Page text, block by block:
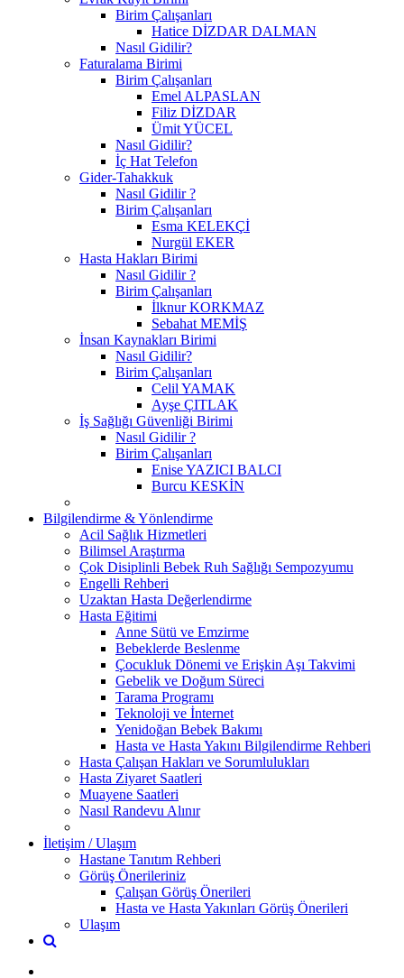
Birim Çalışanları
Hatice DİZDAR DALMAN
Nasıl Gidilir?
Faturalama Birimi
Birim Çalışanları
Emel ALPASLAN
Filiz DİZDAR
Ümit YÜCEL
Nasıl Gidilir?
İç Hat Telefon
Gider-Tahakkuk
Nasıl Gidilir ?
Birim Çalışanları
Esma KELEKÇİ
Nurgül EKER
Hasta Hakları Birimi
Nasıl Gidilir ?
Birim Çalışanları
İlknur KORKMAZ
Sebahat MEMİŞ
İnsan Kaynakları Birimi
Nasıl Gidilir?
Birim Çalışanları
Celil YAMAK
Ayşe ÇITLAK
İş Sağlığı Güvenliği Birimi
Nasıl Gidilir ?
Birim Çalışanları
Enise YAZICI BALCI
Burcu KESKİN
Bilgilendirme & Yönlendirme
Acil Sağlık Hizmetleri
Bilimsel Araştırma
Çok Disiplinli Bebek Ruh Sağlığı Sempozyumu
Engelli Rehberi
Uzaktan Hasta Değerlendirme
Hasta Eğitimi
Anne Sütü ve Emzirme
Bebeklerde Beslenme
Çocukluk Dönemi ve Erişkin Aşı Takvimi
Gebelik ve Doğum Süreci
Tarama Programı
Teknoloji ve İnternet
Yenidoğan Bebek Bakımı
Hasta ve Hasta Yakını Bilgilendirme Rehberi
Hasta Çalışan Hakları ve Sorumlulukları
Hasta Ziyaret Saatleri
Muayene Saatleri
Nasıl Randevu Alınır
İletişim / Ulaşım
Hastane Tanıtım Rehberi
Görüş Önerileriniz
Çalışan Görüş Önerileri
Hasta ve Hasta Yakınları Görüş Önerileri
Ulaşım